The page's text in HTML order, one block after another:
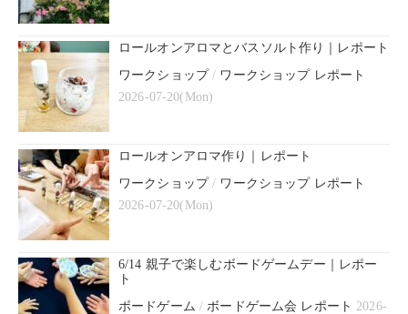
ロールオンアロマとバスソルト作り｜レポート
ワークショップ/ ワークショップ レポート
2026-07-20(Mon)
ロールオンアロマ作り｜レポート
ワークショップ/ ワークショップ レポート
2026-07-20(Mon)
6/14 親子で楽しむボードゲームデー｜レポー
ト
ボードゲーム /ボードゲーム会 レポート 2026-